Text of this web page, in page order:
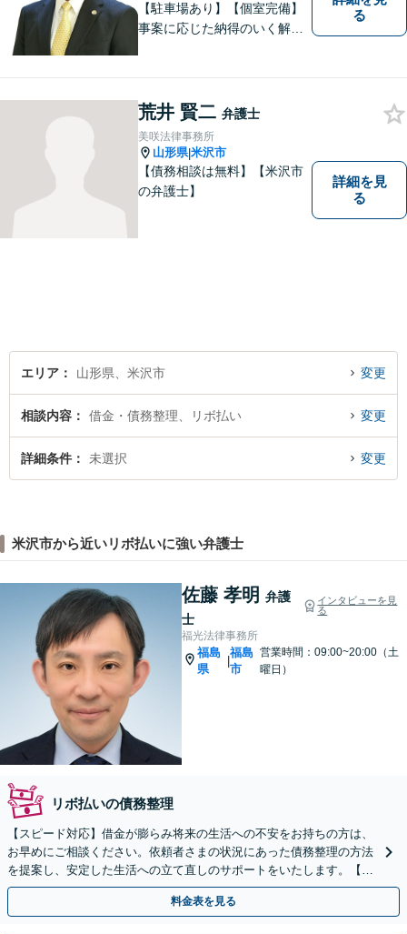
【駐車場あり】【個室完備】
事案に応じた納得のいく解決
る
荒井 賢二 弁護士
美咲法律事務所
山形県|米沢市
【債務相談は無料】【米沢市
の弁護士】
詳細を見
る
エリア 山形県、米沢市 変更
相談内容 借金・債務整理、リボ払い 変更
詳細条件 未選択 変更
米沢市から近いリボ払いに強い弁護士
佐藤 孝明 弁護
士
インタビューを見
る
福光法律事務所
福島
県
|
福島
市
営業時間：09:00~20:00（土
曜日）
リボ払いの債務整理
【スピード対応】借金が膨らみ将来の生活への不安をお持ちの方は、
お早めにご相談ください。依頼者さまの状況にあった債務整理の方法
を提案し、安定した生活への立て直しのサポートをいたします。【初
回相談無料】【LINE可】
料金表を見る